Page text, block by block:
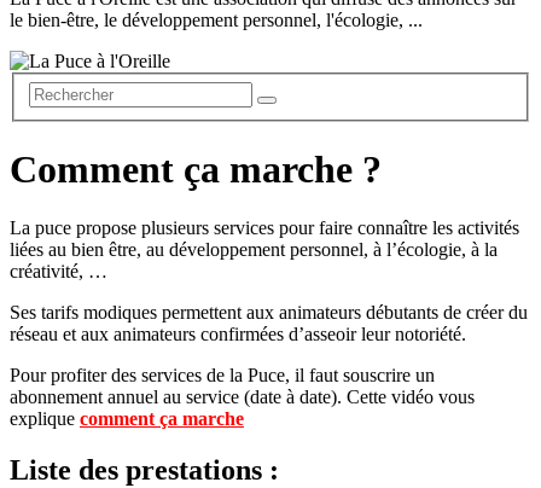
le bien-être, le développement personnel, l'écologie, ...
Comment ça marche ?
La puce propose plusieurs services pour faire connaître les activités
liées au bien être, au développement personnel, à l’écologie, à la
créativité, …
Ses tarifs modiques permettent aux animateurs débutants de créer du
réseau et aux animateurs confirmées d’asseoir leur notoriété.
Pour profiter des services de la Puce, il faut souscrire un
abonnement annuel au service (date à date). Cette vidéo vous
explique comment ça marche
Liste des prestations :